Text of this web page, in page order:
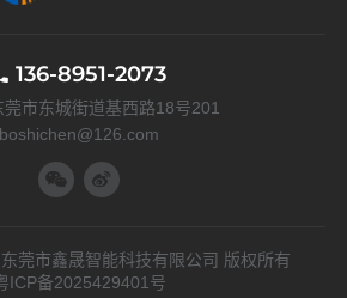
136-8951-2073
莞市东城街道基西路18号201
boshichen@126.com
莞市鑫晟智能科技有限公司 版权所有
ICP备2025429401号